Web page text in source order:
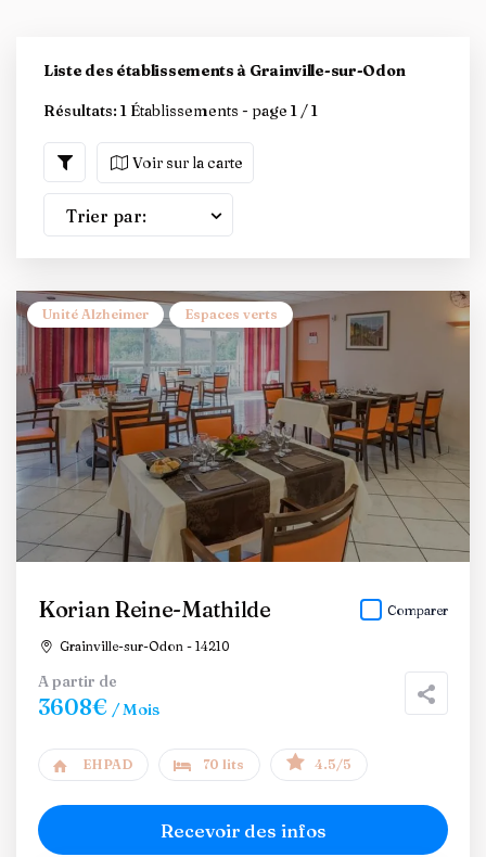
Liste des établissements à Grainville-sur-Odon
Résultats: 1 Établissements - page 1 / 1
Voir sur la carte
Trier par:
Unité Alzheimer Espaces verts
Korian Reine-Mathilde
Grainville-sur-Odon - 14210
Comparer
A partir de
3608€ / Mois
EHPAD 70 lits 4.5/5
Recevoir des infos